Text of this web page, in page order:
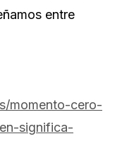
entre
momento-cero-
significa-